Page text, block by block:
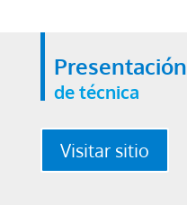
Presentación
de técnica
Visitar sitio